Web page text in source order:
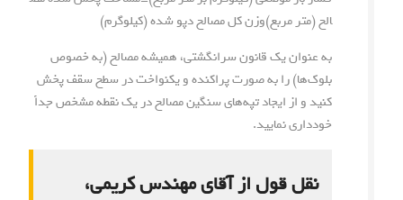
الح (متر مربع)وزن کل مصالح دپو شده (کیلوگرم)
به عنوان یک قانون سرانگشتی، همیشه مصالح (به خصوص
بلوک‌ها) را به صورت پراکنده و یکنواخت در سطح سقف پخش
کنید و از ایجاد تپه‌های سنگین مصالح در یک نقطه مشخص جداً
خودداری نمایید.
نقل قول از آقای مهندس کریمی،